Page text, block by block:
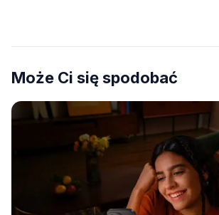
Może Ci się spodobać